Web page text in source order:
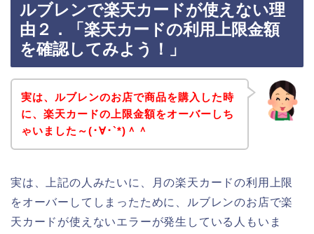
ルブレンで楽天カードが使えない理
由２．「楽天カードの利用上限金額
を確認してみよう！」
実は、ルブレンのお店で商品を購入した時
に、楽天カードの上限金額をオーバーしち
ゃいました～(･∀･`*)＾＾
実は、上記の人みたいに、月の楽天カードの利用上限
をオーバーしてしまったために、ルブレンのお店で楽
天カードが使えないエラーが発生している人もいま